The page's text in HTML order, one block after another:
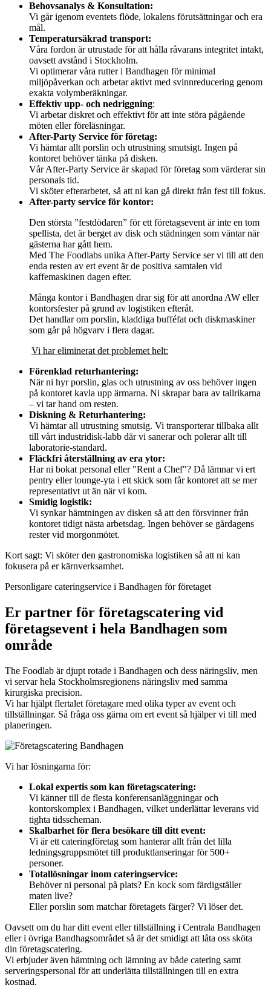
Behovsanalys & Konsultation:
Vi går igenom eventets flöde, lokalens förutsättningar och era
mål.
Temperatursäkrad transport:
Våra fordon är utrustade för att hålla råvarans integritet intakt,
oavsett avstånd i Stockholm.
Vi optimerar våra rutter i Bandhagen för minimal
miljöpåverkan och arbetar aktivt med svinnreducering genom
exakta volymberäkningar.
Effektiv upp- och nedriggning:
Vi arbetar diskret och effektivt för att inte störa pågående
möten eller föreläsningar.
After-Party Service för företag:
Vi hämtar allt porslin och utrustning smutsigt. Ingen på
kontoret behöver tänka på disken.
Vår After-Party Service är skapad för företag som värderar sin
personals tid.
Vi sköter efterarbetet, så att ni kan gå direkt från fest till fokus.
After-party service för kontor:
Den största ”festdödaren” för ett företagsevent är inte en tom
spellista, det är berget av disk och städningen som väntar när
gästerna har gått hem.
Med The Foodlabs unika After-Party Service ser vi till att den
enda resten av ert event är de positiva samtalen vid
kaffemaskinen dagen efter.
Många kontor i Bandhagen drar sig för att anordna AW eller
kontorsfester på grund av logistiken efteråt.
Det handlar om porslin, kladdiga bufféfat och diskmaskiner
som går på högvarv i flera dagar.
Vi har eliminerat det problemet helt:
Förenklad returhantering:
När ni hyr porslin, glas och utrustning av oss behöver ingen
på kontoret kavla upp ärmarna. Ni skrapar bara av tallrikarna
– vi tar hand om resten.
Diskning & Returhantering:
Vi hämtar all utrustning smutsig. Vi transporterar tillbaka allt
till vårt industridisk-labb där vi sanerar och polerar allt till
laboratorie-standard.
Fläckfri återställning av era ytor:
Har ni bokat personal eller "Rent a Chef"? Då lämnar vi ert
pentry eller lounge-yta i ett skick som får kontoret att se mer
representativt ut än när vi kom.
Smidig logistik:
Vi synkar hämtningen av disken så att den försvinner från
kontoret tidigt nästa arbetsdag. Ingen behöver se gårdagens
rester vid morgonmötet.
Kort sagt: Vi sköter den gastronomiska logistiken så att ni kan
fokusera på er kärnverksamhet.
Personligare cateringservice i Bandhagen för företaget
Er partner för företagscatering vid
företagsevent i hela Bandhagen som
område
The Foodlab är djupt rotade i Bandhagen och dess näringsliv, men
vi servar hela Stockholmsregionens näringsliv med samma
kirurgiska precision.
Vi har hjälpt flertalet företagare med olika typer av event och
tillställningar. Så fråga oss gärna om ert event så hjälper vi till med
planeringen.
Vi har lösningarna för:
Lokal expertis som kan företagscatering:
Vi känner till de flesta konferensanläggningar och
kontorskomplex i Bandhagen, vilket underlättar leverans vid
tighta tidsscheman.
Skalbarhet för flera besökare till ditt event:
Vi är ett cateringföretag som hanterar allt från det lilla
ledningsgruppsmötet till produktlanseringar för 500+
personer.
Totallösningar inom cateringservice:
Behöver ni personal på plats? En kock som färdigställer
maten live?
Eller porslin som matchar företagets färger? Vi löser det.
Oavsett om du har ditt event eller tillställning i Centrala Bandhagen
eller i övriga Bandhagsområdet så är det smidigt att låta oss sköta
din företagscatering.
Vi erbjuder även hämtning och lämning av både catering samt
serveringspersonal för att underlätta tillställningen till en extra
kostnad.